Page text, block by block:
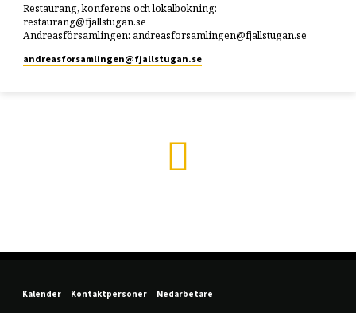
Restaurang, konferens och lokalbokning:
restaurang@fjallstugan.se
Andreasförsamlingen: andreasforsamlingen@fjallstugan.se
andreasforsamlingen​@fjallstugan.se
Kalender Kontaktpersoner Medarbetare